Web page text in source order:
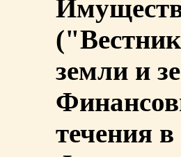
земли и
течения